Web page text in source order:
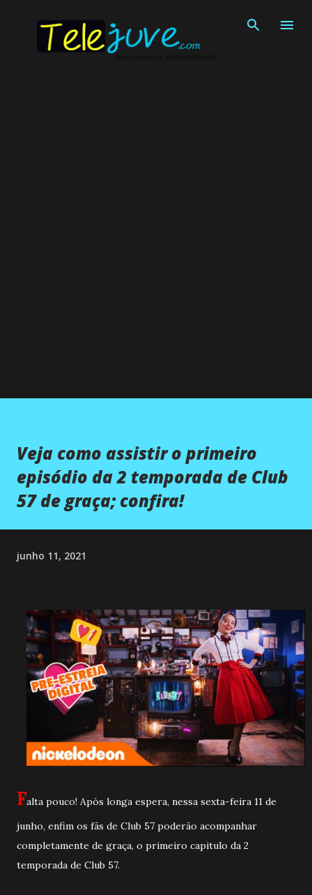
Veja como assistir o primeiro
episódio da 2 temporada de Club
57 de graça; confira!
junho 11, 2021
Falta pouco! Após longa espera, nessa sexta-feira 11 de
junho, enfim os fãs de Club 57 poderão acompanhar
completamente de graça, o primeiro capitulo da 2
temporada de Club 57.